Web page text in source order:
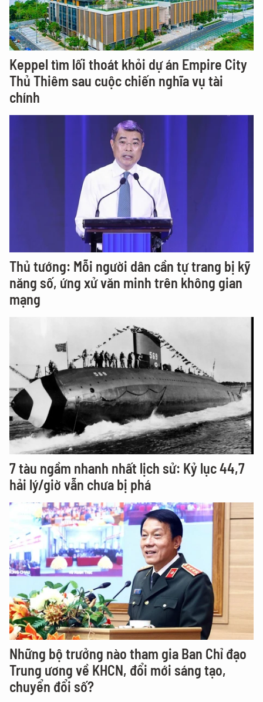
Keppel tìm lối thoát khỏi dự án Empire City
Thủ Thiêm sau cuộc chiến nghĩa vụ tài
chính
Thủ tướng: Mỗi người dân cần tự trang bị kỹ
năng số, ứng xử văn minh trên không gian
mạng
7 tàu ngầm nhanh nhất lịch sử: Kỷ lục 44,7
hải lý/giờ vẫn chưa bị phá
Những bộ trưởng nào tham gia Ban Chỉ đạo
Trung ương về KHCN, đổi mới sáng tạo,
chuyển đổi số?